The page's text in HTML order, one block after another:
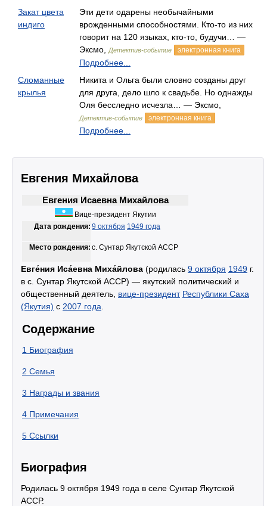
Закат цвета
индиго
Эти дети одарены необычайными
врожденными способностями. Кто-то из них
говорит на 120 языках, кто-то, будучи… —
Эксмо,
Детектив-событие электронная книга
Подробнее...
Сломанные
крылья
Никита и Ольга были словно созданы друг
для друга, дело шло к свадьбе. Но однажды
Оля бесследно исчезла… — Эксмо,
Детектив-событие электронная книга
Подробнее...
Евгения Михайлова
Евгения Исаевна Михайлова
Вице-президент Якутии
Дата рождения: 9 октября 1949 года
Место рождения: с. Сунтар Якутской АССР
Евге́ния Иса́евна Миха́йлова (родилась 9 октября 1949 г.
в с. Сунтар Якутской АССР) — якутский политический и
общественный деятель, вице-президент Республики Саха
(Якутия) с 2007 года
Содержание
1 Биография
2 Семья
3 Награды и звания
4 Примечания
5 Ссылки
Биография
Родилась 9 октября 1949 года в селе Сунтар Якутской
АССР.